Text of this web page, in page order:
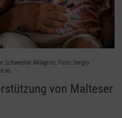
Schwester Milagros. Foto: Sergio
von Malteser